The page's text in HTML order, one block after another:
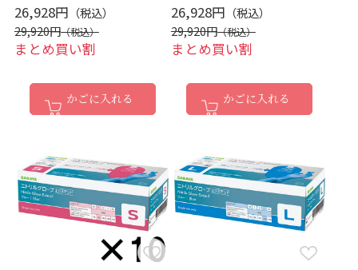
26,928円
29,920円
まとめ買い割
かごに入れる
26,928円
29,920円
まとめ買い割
かごに入れる